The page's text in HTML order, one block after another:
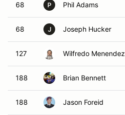
68 P Phil Adams
68 J Joseph Hucker
127 Wilfredo Menendez
188 Brian Bennett
188 Jason Foreid